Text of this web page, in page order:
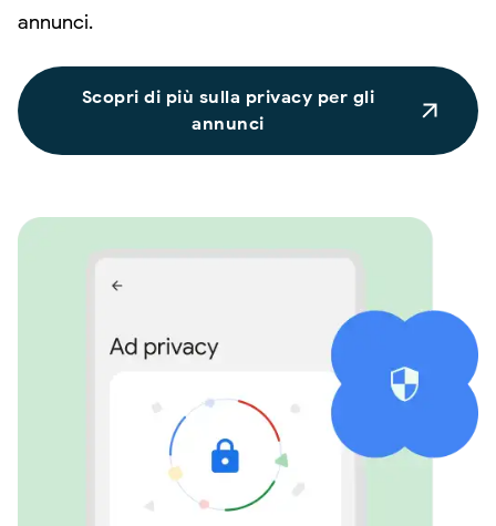
annunci.
Scopri di più sulla privacy per gli
annunci